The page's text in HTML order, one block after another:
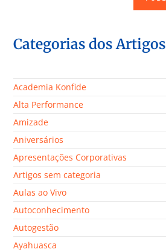
Categorias dos Artigos
Academia Konfide
Alta Performance
Amizade
Aniversários
Apresentações Corporativas
Artigos sem categoria
Aulas ao Vivo
Autoconhecimento
Autogestão
Ayahuasca